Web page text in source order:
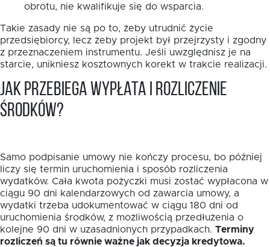
obrotu, nie kwalifikuje się do wsparcia.
Takie zasady nie są po to, żeby utrudnić życie
przedsiębiorcy, lecz żeby projekt był przejrzysty i zgodny
z przeznaczeniem instrumentu. Jeśli uwzględnisz je na
starcie, unikniesz kosztownych korekt w trakcie realizacji.
Jak przebiega wypłata i rozliczenie
środków?
Samo podpisanie umowy nie kończy procesu, bo później
liczy się termin uruchomienia i sposób rozliczenia
wydatków. Cała kwota pożyczki musi zostać wypłacona w
ciągu 90 dni kalendarzowych od zawarcia umowy, a
wydatki trzeba udokumentować w ciągu 180 dni od
uruchomienia środków, z możliwością przedłużenia o
kolejne 90 dni w uzasadnionych przypadkach. Terminy
rozliczeń są tu równie ważne jak decyzja kredytowa.